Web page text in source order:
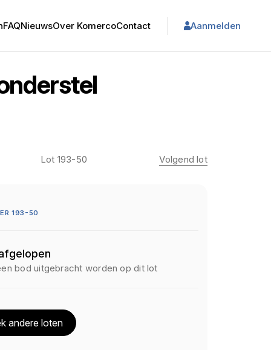
FAQNieuwsOver KomercoContact Aanmelden
Lot 193-50 Volgend lot
193-50
bod uitgebracht worden op dit lot
andere loten